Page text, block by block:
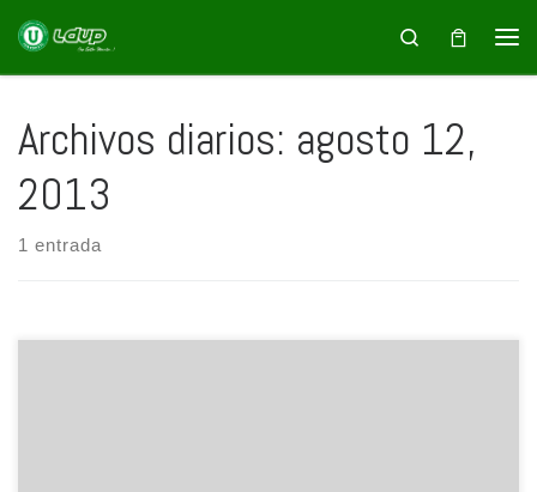
Saltar al contenido Search
Archivos diarios: agosto 12,
2013
1 entrada